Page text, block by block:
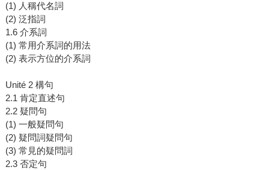
(1) 人稱代名詞
(2) 泛指詞
1.6 介系詞
(1) 常用介系詞的用法
(2) 表示方位的介系詞
Unité 2 構句
2.1 肯定直述句
2.2 疑問句
(1) 一般疑問句
(2) 疑問詞疑問句
(3) 常見的疑問詞
2.3 否定句